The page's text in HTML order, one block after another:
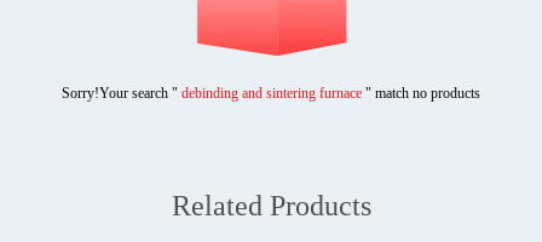
Sorry!Your search " debinding and sintering furnace " match no products
Related Products